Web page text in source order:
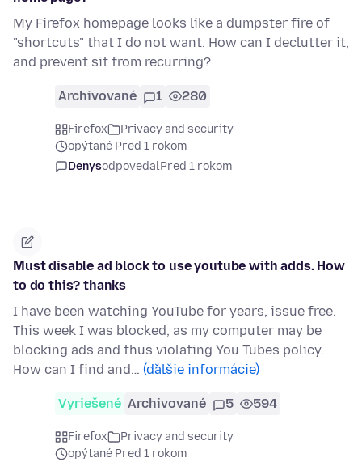
My Firefox homepage looks like a dumpster fire of
"shortcuts" that I do not want. How can I declutter it,
and prevent sit from recurring?
Archivované 1 280
Firefox
Privacy and security
opýtané Pred 1 rokom
DenysodpovedalPred 1 rokom
Must disable ad block to use youtube with adds. How
to do this? thanks
I have been watching YouTube for years, issue free.
This week I was blocked, as my computer may be
blocking ads and thus violating You Tubes policy.
How can I find and… (ďalšie informácie)
Vyriešené Archivované 5 594
Firefox
Privacy and security
opýtané Pred 1 rokom